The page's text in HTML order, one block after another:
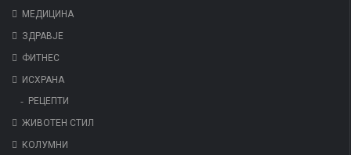
МЕДИЦИНА
ЗДРАВЈЕ
ФИТНЕС
ИСХРАНА
РЕЦЕПТИ
ЖИВОТЕН СТИЛ
КОЛУМНИ